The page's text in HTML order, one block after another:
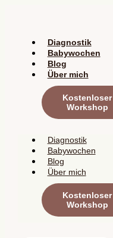
Diagnostik
Babywochen
Blog
Über mich
Kostenloser
Workshop
Diagnostik
Babywochen
Blog
Über mich
Kostenloser
Workshop